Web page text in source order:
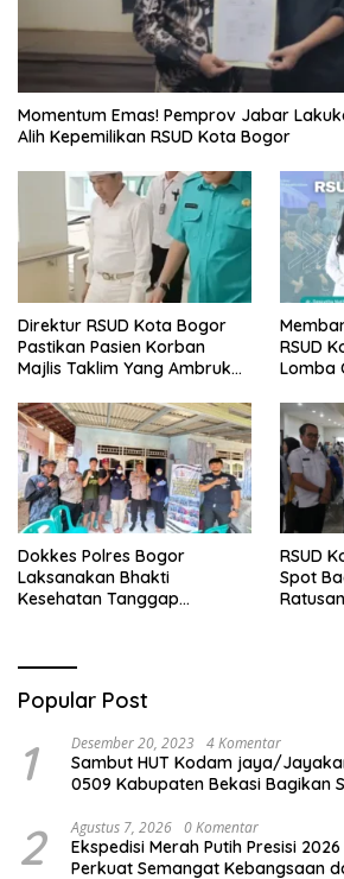
Momentum Emas! Pemprov Jabar
Alih Kepemilikan RSUD Kota Bogor
Direktur RSUD Kota Bogor
Pastikan Pasien Korban
Majlis Taklim Yang Ambruk
Perawatan Maksimal
RSUD
Lomba
Se-Bogor
Dokkes Polres Bogor
Laksanakan Bhakti
Kesehatan Tanggap
RSUD
Spot
Popular Post
1 Desember 20, 2023 4 Komentar
Sambut HUT Kodam jaya/
0509 Kabupaten Bekasi Bagikan
2 Agustus 7, 2026 0 Komentar
Ekspedisi Merah Putih Presisi
Perkuat Semangat Kebangsaan